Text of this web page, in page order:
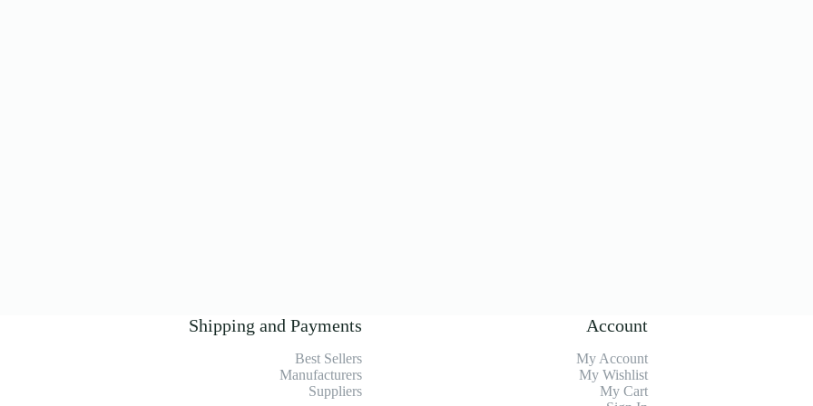
Account
My Account
My Wishlist
My Cart
Shipping and Payments
Best Sellers
Manufacturers
Suppliers